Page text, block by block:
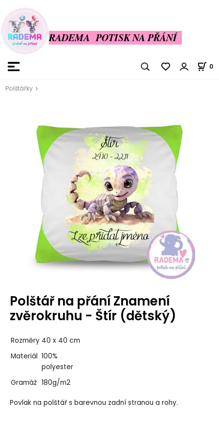
RADEMA POTISK NA PŘÁNÍ
0
Polštářky
Polštář na přání Znamení
zvěrokruhu - Štír (dětský)
Rozměry 40 x 40 cm
Materiál 100%
polyester
Gramáž 180g/m2
Povlak na polštář s barevnou zadní stranou a rohy.